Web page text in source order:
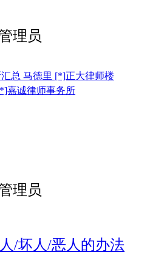
理员
总 马德里 [*]正大律师楼
嘉诚律师事务所
理员
/坏人/恶人的办法